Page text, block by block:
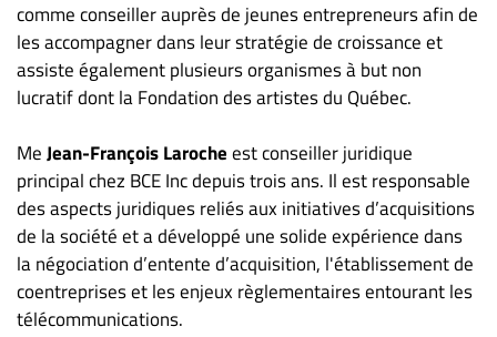
comme conseiller auprès de jeunes entrepreneurs afin de
les accompagner dans leur stratégie de croissance et
assiste également plusieurs organismes à but non
lucratif dont la Fondation des artistes du Québec.
MeJean-François Larocheest conseiller juridique
principal chez BCE Inc depuis trois ans. Il est responsable
des aspects juridiques reliés aux initiatives d’acquisitions
de la société et a développé une solide expérience dans
la négociation d’entente d’acquisition, l'établissement de
coentreprises et les enjeux règlementaires entourant les
télécommunications.